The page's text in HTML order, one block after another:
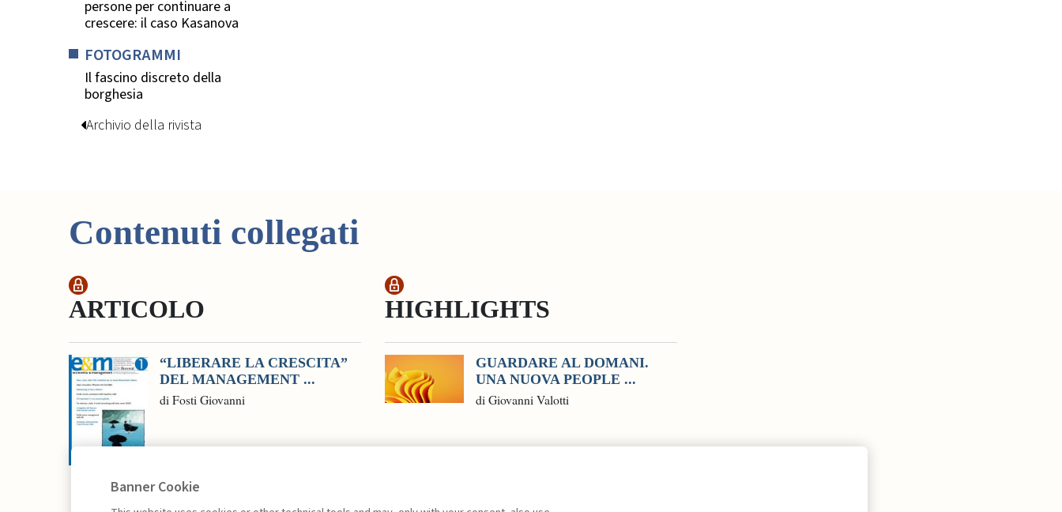
persone per continuare a
crescere: il caso Kasanova
FOTOGRAMMI
Il fascino discreto della
borghesia
Archivio della rivista
Contenuti collegati
ARTICOLO
“LIBERARE LA CRESCITA”
DEL MANAGEMENT ...
di Fosti Giovanni
HIGHLIGHTS
GUARDARE AL DOMANI.
UNA NUOVA PEOPLE ...
di Giovanni Valotti
Banner Cookie